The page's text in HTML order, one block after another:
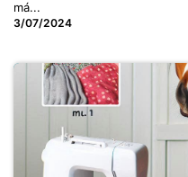
má...
3/07/2024